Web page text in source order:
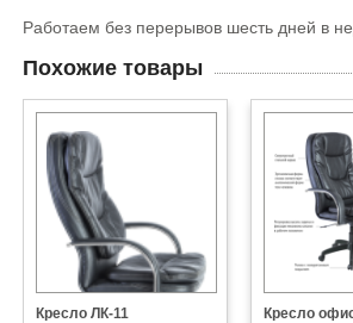
Работаем без перерывов шесть дней в
Похожие товары
Кресло ЛК-11 Кресло